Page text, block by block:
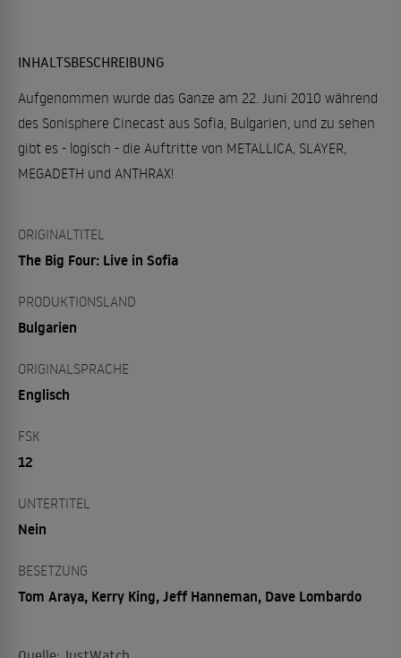
INHALTSBESCHREIBUNG
Aufgenommen wurde das Ganze am 22. Juni 2010 während
des Sonisphere Cinecast aus Sofia, Bulgarien, und zu sehen
gibt es - logisch - die Auftritte von METALLICA, SLAYER,
MEGADETH und ANTHRAX!
ORIGINALTITEL
The Big Four: Live in Sofia
PRODUKTIONSLAND
Bulgarien
ORIGINALSPRACHE
Englisch
FSK
12
UNTERTITEL
Nein
BESETZUNG
Tom Araya, Kerry King, Jeff Hanneman, Dave Lombardo